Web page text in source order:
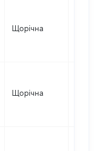
Щорічна
Щорічна